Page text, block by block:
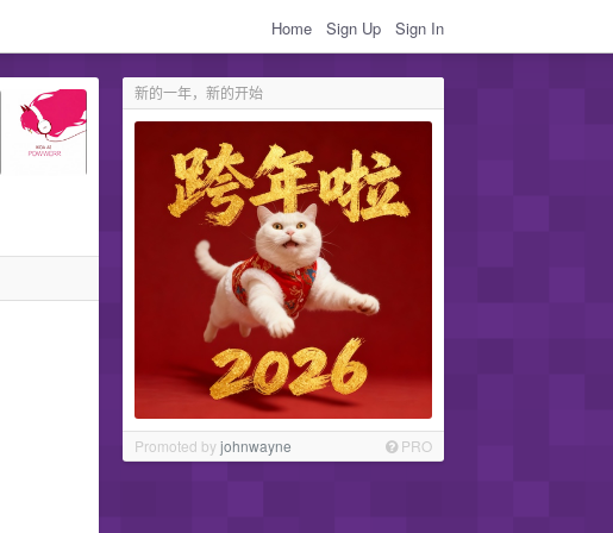
Home Sign Up Sign In
新的一年，新的开始
Promoted byjohnwayne PRO